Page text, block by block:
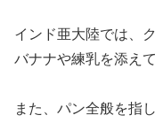
インド亜大陸では、
バナナや練乳を添え
また、パン全般を指